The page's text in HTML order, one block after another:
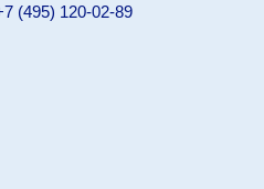
(495) 120-02-89